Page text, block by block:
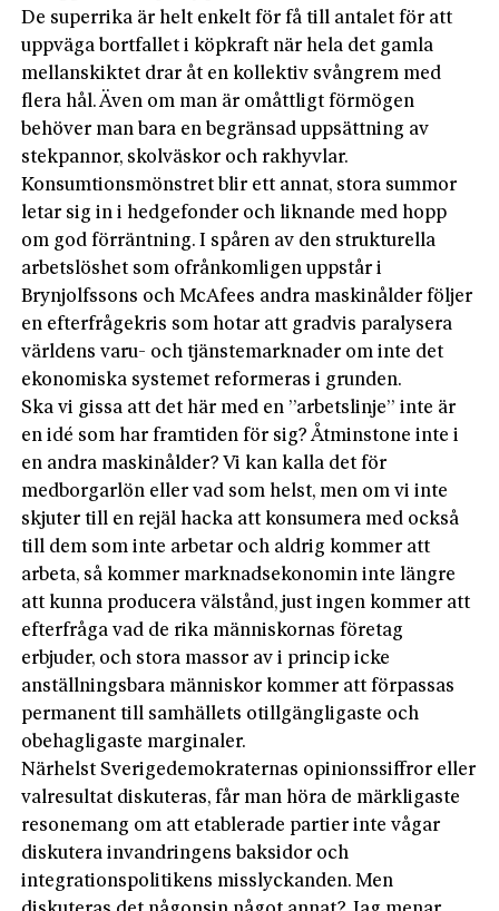
De superrika är helt enkelt för få till antalet för att
uppväga bortfallet i köpkraft när hela det gamla
mellanskiktet drar åt en kollektiv svångrem med
flera hål. Även om man är omåttligt förmögen
behöver man bara en begränsad uppsättning av
stekpannor, skolväskor och rakhyvlar.
Konsumtionsmönstret blir ett annat, stora summor
letar sig in i hedgefonder och liknande med hopp
om god förräntning. I spåren av den strukturella
arbetslöshet som ofrånkomligen uppstår i
Brynjolfssons och McAfees andra maskinålder följer
en efterfrågekris som hotar att gradvis paralysera
världens varu- och tjänstemarknader om inte det
ekonomiska systemet reformeras i grunden.
Ska vi gissa att det här med en ”arbetslinje” inte är
en idé som har framtiden för sig? Åtminstone inte i
en andra maskinålder? Vi kan kalla det för
medborgarlön eller vad som helst, men om vi inte
skjuter till en rejäl hacka att konsumera med också
till dem som inte arbetar och aldrig kommer att
arbeta, så kommer marknadsekonomin inte längre
att kunna producera välstånd, just ingen kommer att
efterfråga vad de rika människornas företag
erbjuder, och stora massor av i princip icke
anställningsbara människor kommer att förpassas
permanent till samhällets otillgängligaste och
obehagligaste marginaler.
Närhelst Sverigedemokraternas opinionssiffror eller
valresultat diskuteras, får man höra de märkligaste
resonemang om att etablerade partier inte vågar
diskutera invandringens baksidor och
integrationspolitikens misslyckanden. Men